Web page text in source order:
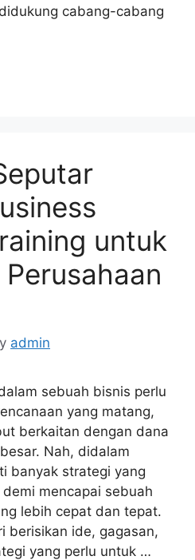
cabang-cabang
untuk
admin
sebuah bisnis perlu
yang matang,
berkaitan dengan dana
Nah, didalam
banyak strategi yang
mencapai sebuah
lebih cepat dan tepat.
berisikan ide, gagasan,
yang perlu untuk …